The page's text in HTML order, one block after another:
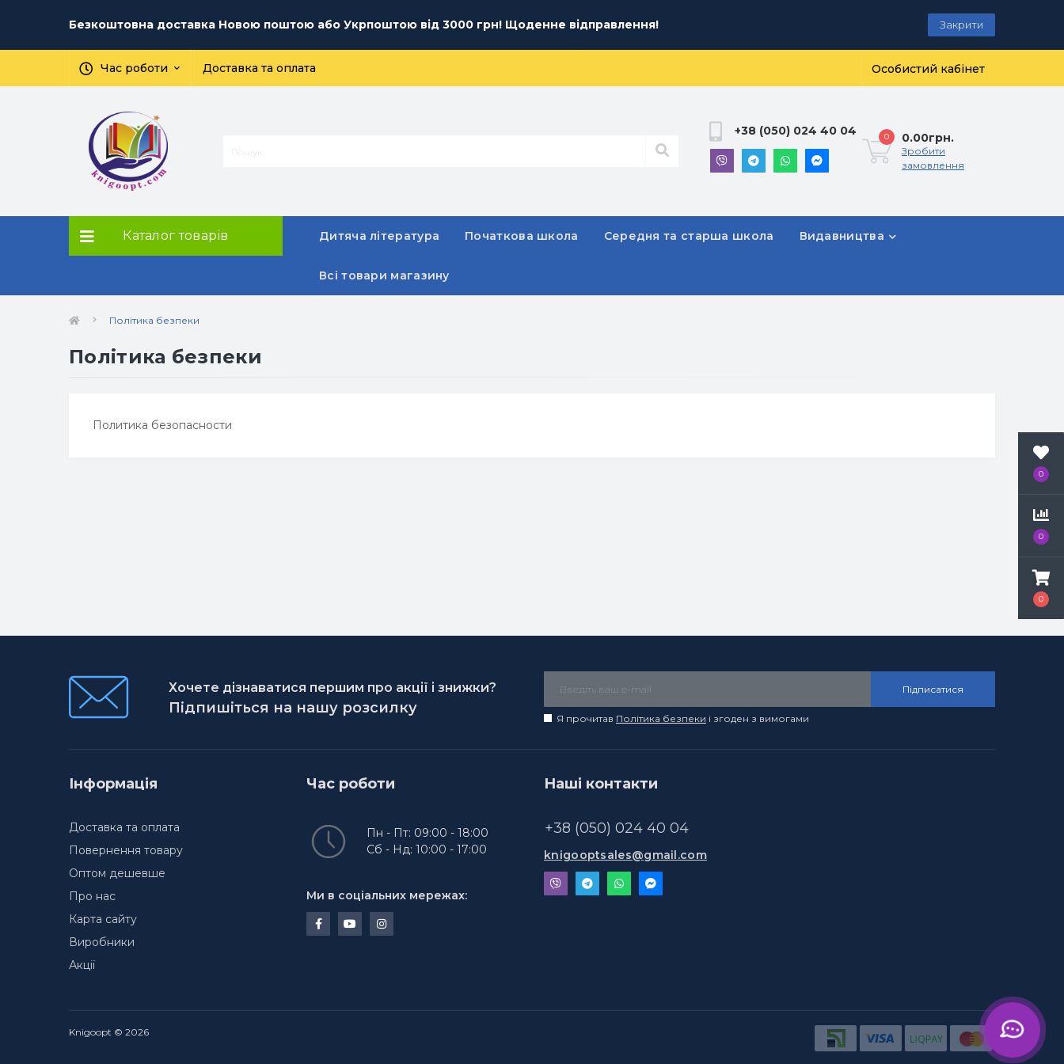
0
0
0
Безкоштовна доставка Новою поштою або Укрпоштою від 3000 грн! Щоденне відправлення! Закрити
Час роботи Доставка та оплата Особистий кабінет
+38 (050) 024 40 04 0 0.00грн.
Зробити
замовлення
Каталог товарів Дитяча література Початкова школа Середня та старша школа Видавництва
Всі товари магазину
Політика безпеки
Політика безпеки
Политика безопасности
Хочете дізнаватися першим про акції і знижки?
Підпишіться на нашу розсилку
Підписатися
Я прочитав Політика безпеки і згоден з вимогами
Інформація
Доставка та оплата
Повернення товару
Оптом дешевше
Про нас
Карта сайту
Виробники
Акції
Час роботи
Пн - Пт: 09:00 - 18:00
Сб - Нд: 10:00 - 17:00
Ми в соціальних мережах:
Наші контакти
+38 (050) 024 40 04
knigooptsales@gmail.com
Knigoopt © 2026